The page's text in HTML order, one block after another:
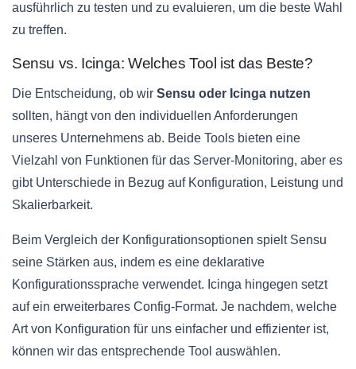
ausführlich zu testen und zu evaluieren, um die beste Wahl
zu treffen.
Sensu vs. Icinga: Welches Tool ist das Beste?
Die Entscheidung, ob wir Sensu oder Icinga nutzen
sollten, hängt von den individuellen Anforderungen
unseres Unternehmens ab. Beide Tools bieten eine
Vielzahl von Funktionen für das Server-Monitoring, aber es
gibt Unterschiede in Bezug auf Konfiguration, Leistung und
Skalierbarkeit.
Beim Vergleich der Konfigurationsoptionen spielt Sensu
seine Stärken aus, indem es eine deklarative
Konfigurationssprache verwendet. Icinga hingegen setzt
auf ein erweiterbares Config-Format. Je nachdem, welche
Art von Konfiguration für uns einfacher und effizienter ist,
können wir das entsprechende Tool auswählen.